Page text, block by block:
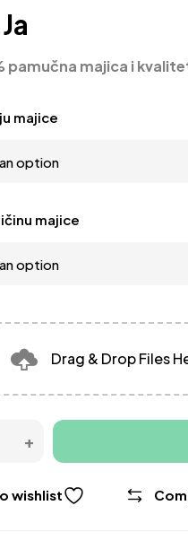
pamučna majica i
majice
majice
Drag & Drop Files
wishlist